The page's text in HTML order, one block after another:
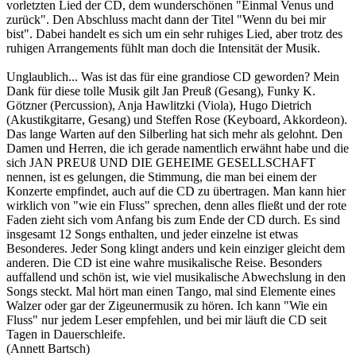
vorletzten Lied der CD, dem wunderschönen "Einmal Venus und
zurück". Den Abschluss macht dann der Titel "Wenn du bei mir
bist". Dabei handelt es sich um ein sehr ruhiges Lied, aber trotz des
ruhigen Arrangements fühlt man doch die Intensität der Musik.
Unglaublich... Was ist das für eine grandiose CD geworden? Mein
Dank für diese tolle Musik gilt Jan Preuß (Gesang), Funky K.
Götzner (Percussion), Anja Hawlitzki (Viola), Hugo Dietrich
(Akustikgitarre, Gesang) und Steffen Rose (Keyboard, Akkordeon).
Das lange Warten auf den Silberling hat sich mehr als gelohnt. Den
Damen und Herren, die ich gerade namentlich erwähnt habe und die
sich JAN PREUß UND DIE GEHEIME GESELLSCHAFT
nennen, ist es gelungen, die Stimmung, die man bei einem der
Konzerte empfindet, auch auf die CD zu übertragen. Man kann hier
wirklich von "wie ein Fluss" sprechen, denn alles fließt und der rote
Faden zieht sich vom Anfang bis zum Ende der CD durch. Es sind
insgesamt 12 Songs enthalten, und jeder einzelne ist etwas
Besonderes. Jeder Song klingt anders und kein einziger gleicht dem
anderen. Die CD ist eine wahre musikalische Reise. Besonders
auffallend und schön ist, wie viel musikalische Abwechslung in den
Songs steckt. Mal hört man einen Tango, mal sind Elemente eines
Walzer oder gar der Zigeunermusik zu hören. Ich kann "Wie ein
Fluss" nur jedem Leser empfehlen, und bei mir läuft die CD seit
Tagen in Dauerschleife.
(Annett Bartsch)